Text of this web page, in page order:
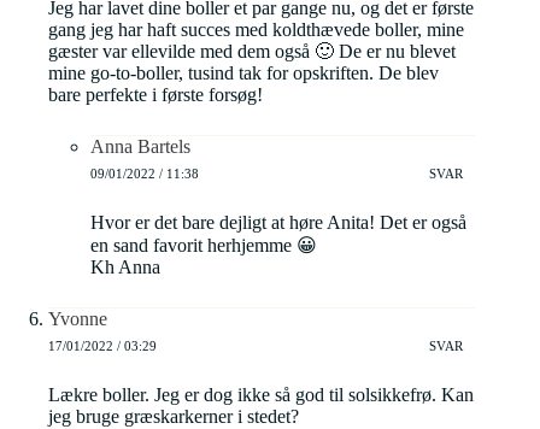
Jeg har lavet dine boller et par gange nu, og det er første
gang jeg har haft succes med koldthævede boller, mine
gæster var ellevilde med dem også 🙂 De er nu blevet
mine go-to-boller, tusind tak for opskriften. De blev
bare perfekte i første forsøg!
Anna Bartels
09/01/2022 / 11:38 SVAR
Hvor er det bare dejligt at høre Anita! Det er også
en sand favorit herhjemme 😀
Kh Anna
Yvonne
17/01/2022 / 03:29 SVAR
Lækre boller. Jeg er dog ikke så god til solsikkefrø. Kan
jeg bruge græskarkerner i stedet?